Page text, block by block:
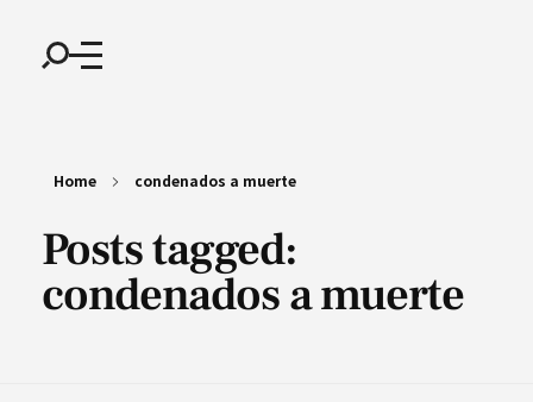
Home condenados a muerte
Posts tagged:
condenados a muerte